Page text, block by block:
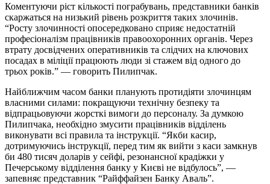
Коментуючи ріст кількості пограбувань, представники банків
скаржаться на низький рівень розкриття таких злочинів.
“Росту злочинності опосередковано сприяє недостатній
професіоналізм працівників правоохоронних органів. Через
втрату досвідчених оперативників та слідчих на ключових
посадах в міліції працюють люди зі стажем від одного до
трьох років.” — говорить Пилипчак.
Найближчим часом банки планують протидіяти злочинцям
власними силами: покращуючи технічну безпеку та
відпрацьовуючи жорсткі вимоги до персоналу. За думкою
Пилипчака, необхідно змусити працівників відділень
виконувати всі правила та інструкції. “Якби касир,
дотримуючись інструкції, перед тим як вийти з каси замкнув
би 480 тисяч доларів у сейфі, резонансної крадіжки у
Печерському відділення банку у Києві не відбулось”, —
запевняє представник “Райффайзен Банку Аваль”.